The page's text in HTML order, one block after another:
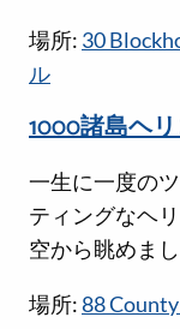
場所: 30
ル
1000諸島ヘ
一生に一度の
ティングなヘ
空から眺めまし
場所:88